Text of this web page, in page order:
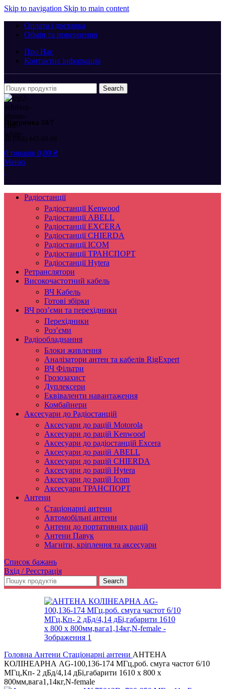
Skip to navigation Skip to main content
Оплата і доставка
Обмін та повернення
Про Нас
Контактна інформація
Search
Підтримка 24/7
38 (068) 445-00-98
0 товарів 0,00 ₴
Меню
Радіостанції
Радіостанції Kenwood
Радіостанції ABELL
Радіостанції EXCERA
Радіостанції CHIERDA
Радіостанції ICOM
Радіостанції ТРАНСПОРТ
Радіостанції Hytera
Ретранслятори
Високочастотний кабель
ВЧ Кабель
Готові збірки
ВЧ роз’єми та перехідники
Перехідники
Роз’єми
Радіообладнання
Блоки живлення
Аналізатори антен та кабелів RigExpert
ВЧ Фільтри
Грозозахист
Дуплексери
Еквіваленти навантаження
Комбайнери
Аксесуари до Радіостанцій
Аксесуари до рацій Motorola
Аксесуари до рацій Kenwood
Аксесуари до радіостанцій Excera
Аксесуари до рацій ABELL
Аксесуари до рацій CHIERDA
Аксесуари до рацій Hytera
Аксесуари до рацій Icom
Аксесуари ТРАНСПОРТ
Антени
Стаціонарні антени
Автомобільні антени
Антени до портативних рацій
Антени Павук
Магніти, кріплення та аксесуари
Список бажань
Вхід / Реєстрація
Search
Головна Антени Стаціонарні антени АНТЕНА
КОЛІНЕАРНА AG-100,136-174 МГц,роб. смуга частот 6/10
МГц,Кп- 2 дБд/4,14 дБі,габарити 1610 х 800 х
800мм,вага1,14кг,N-femаle